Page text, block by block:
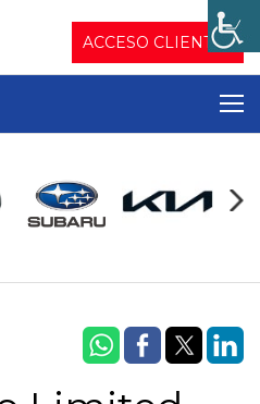
ACCESO CLIENTES